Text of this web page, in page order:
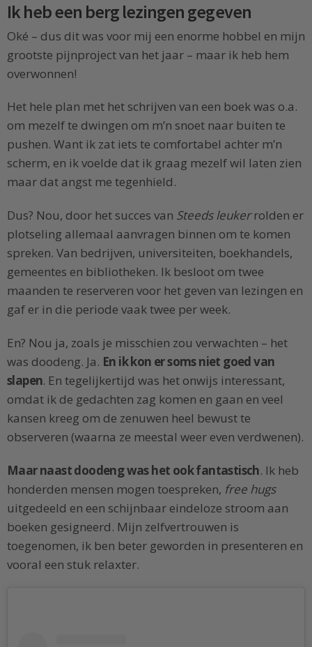
Ik heb een berg lezingen gegeven
Oké – dus dit was voor mij een enorme hobbel en mijn
grootste pijnproject van het jaar – maar ik heb hem
overwonnen!
Het hele plan met het schrijven van een boek was o.a.
om mezelf te dwingen om m’n snoet naar buiten te
pushen. Want ik zat iets te comfortabel achter m’n
scherm, en ik voelde dat ik graag mezelf wil laten zien
maar dat angst me tegenhield.
Dus? Nou, door het succes van Steeds leukerrolden er
plotseling allemaal aanvragen binnen om te komen
spreken. Van bedrijven, universiteiten, boekhandels,
gemeentes en bibliotheken. Ik besloot om twee
maanden te reserveren voor het geven van lezingen en
gaf er in die periode vaak twee per week.
En? Nou ja, zoals je misschien zou verwachten – het
was doodeng. Ja. En ik kon er soms niet goed van
slapen. En tegelijkertijd was het onwijs interessant,
omdat ik de gedachten zag komen en gaan en veel
kansen kreeg om de zenuwen heel bewust te
observeren (waarna ze meestal weer even verdwenen).
Maar naast doodeng was het ook fantastisch. Ik heb
honderden mensen mogen toespreken, free hugs
uitgedeeld en een schijnbaar eindeloze stroom aan
boeken gesigneerd. Mijn zelfvertrouwen is
toegenomen, ik ben beter geworden in presenteren en
vooral een stuk relaxter.